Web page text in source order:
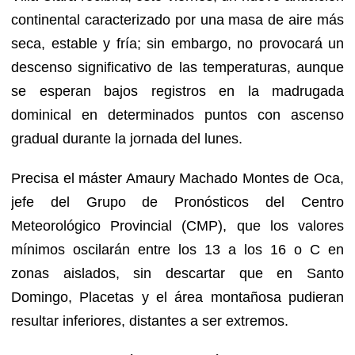
continental caracterizado por una masa de aire más
seca, estable y fría; sin embargo, no provocará un
descenso significativo de las temperaturas, aunque
se esperan bajos registros en la madrugada
dominical en determinados puntos con ascenso
gradual durante la jornada del lunes.
Precisa el máster Amaury Machado Montes de Oca,
jefe del Grupo de Pronósticos del Centro
Meteorológico Provincial (CMP), que los valores
mínimos oscilarán entre los 13 a los 16 o C en
zonas aislados, sin descartar que en Santo
Domingo, Placetas y el área montañosa pudieran
resultar inferiores, distantes a ser extremos.